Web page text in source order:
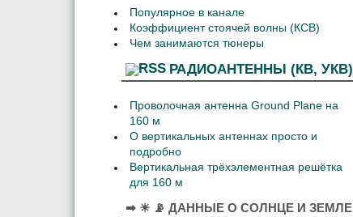
Популярное в канале
Коэффициент стоячей волны (КСВ)
Чем занимаются тюнеры
РАДИОАНТЕННЫ (КВ, УКВ)
Проволочная антенна Ground Plane на
160 м
О вертикальных антеннах просто и
подробно
Вертикальная трёхэлементная решётка
для 160 м
➡ ☀ 📡 ДАННЫЕ О СОЛНЦЕ И ЗЕМЛЕ